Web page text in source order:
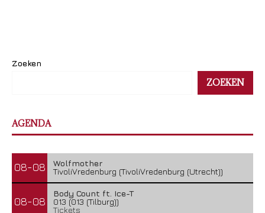
Zoeken
ZOEKEN
AGENDA
08-08
Wolfmother
TivoliVredenburg (TivoliVredenburg (Utrecht))
08-08
Body Count ft. Ice-T
013 (013 (Tilburg))
Tickets